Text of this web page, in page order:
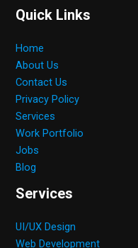
Quick Links
Home
About Us
Contact Us
Privacy Policy
Services
Work Portfolio
Jobs
Blog
Services
UI/UX Design
Web Development